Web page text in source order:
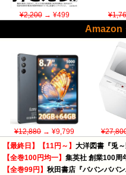
¥2,200→ ¥499
Amazon
¥12,880→ ¥9,799
【最終日】【11円～】 大洋図書『兎
【全巻100円均一】 集英社 創業100周
【全巻99円】 秋田書店『ババンババ